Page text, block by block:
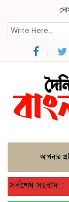
সর্বশেষ সংবাদ :